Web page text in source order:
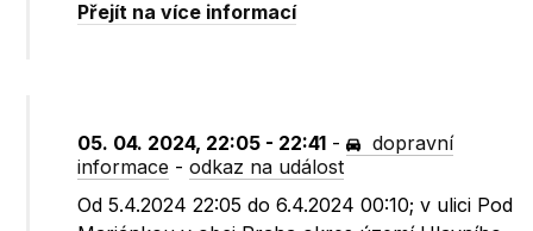
Přejít na více informací
05. 04. 2024, 22:05 - 22:41 -
dopravní
informace -odkaz na událost
Od 5.4.2024 22:05 do 6.4.2024 00:10; v ulici Pod